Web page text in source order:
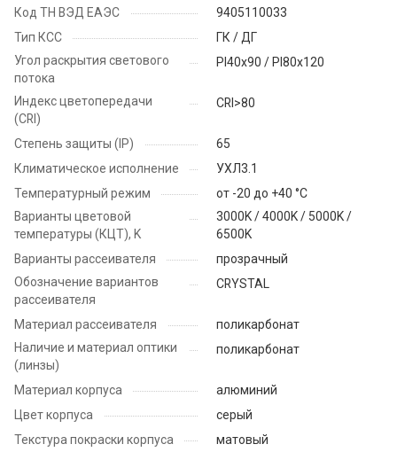
Код ТН ВЭД ЕАЭС
9405110033
Тип КСС
ГК / ДГ
Угол раскрытия светового
потока
PI40x90 / PI80x120
Индекс цветопередачи
(CRI)
CRI>80
Степень защиты (IP)
65
Климатическое исполнение
УХЛ3.1
Температурный режим
от -20 до +40 °C
Варианты цветовой
температуры (КЦТ), K
3000K / 4000K / 5000K /
6500K
Варианты рассеивателя
прозрачный
Обозначение вариантов
рассеивателя
CRYSTAL
Материал рассеивателя
поликарбонат
Наличие и материал оптики
(линзы)
поликарбонат
Материал корпуса
алюминий
Цвет корпуса
серый
Текстура покраски корпуса
матовый